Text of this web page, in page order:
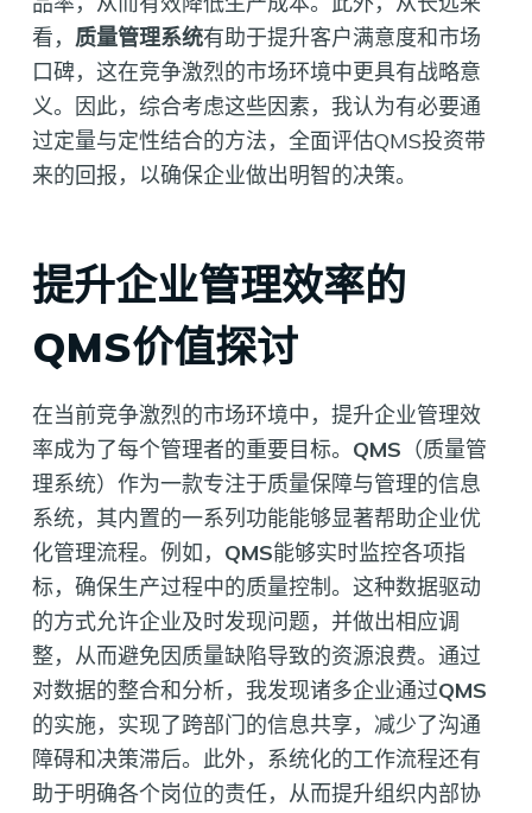
看， 质量管理系统有助于提升客户满意度和市场
口碑，这在竞争激烈的市场环境中更具有战略意
义。因此，综合考虑这些因素，我认为有必要通
过定量与定性结合的方法，全面评估QMS投资带
来的回报，以确保企业做出明智的决策。
提升企业管理效率的
QMS价值探讨
在当前竞争激烈的市场环境中，提升企业管理效
率成为了每个管理者的重要目标。 QMS （质量管
理系统）作为一款专注于质量保障与管理的信息
系统，其内置的一系列功能能够显著帮助企业优
化管理流程。例如， QMS能够实时监控各项指
标，确保生产过程中的质量控制。这种数据驱动
的方式允许企业及时发现问题，并做出相应调
整，从而避免因质量缺陷导致的资源浪费。通过
对数据的整合和分析，我发现诸多企业通过QMS
的实施，实现了跨部门的信息共享，减少了沟通
障碍和决策滞后。此外，系统化的工作流程还有
助于明确各个岗位的责任，从而提升组织内部协